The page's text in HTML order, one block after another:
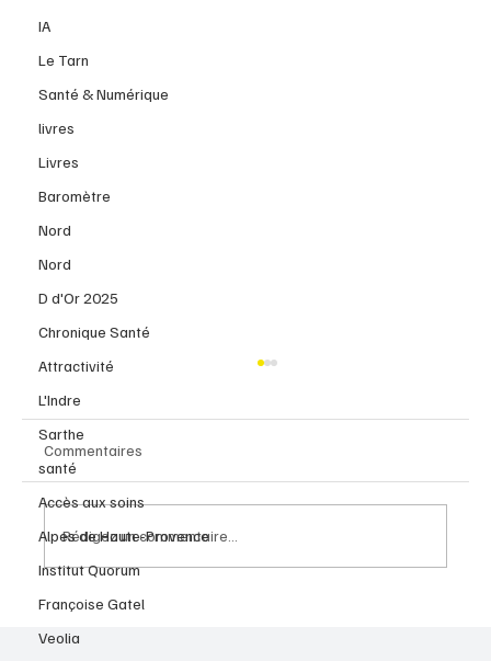
IA
Le Tarn
Santé & Numérique
livres
Livres
Baromètre
Nord
Nord
D d'Or 2025
Chronique Santé
Attractivité
L'Indre
Sarthe
santé
Accès aux soins
Alpes de Haute-Provence
Institut Quorum
Françoise Gatel
Veolia
A154 : une perspective nouvelle pour l'Eure-
Commentaires
Rédigez un commentaire...